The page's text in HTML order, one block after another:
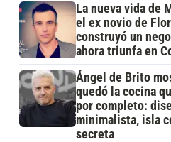
La nueva vida de
el ex novio de
construyó un
ahora triunfa en
Ángel de Brito
quedó la cocina
por completo:
minimalista, isla
secreta